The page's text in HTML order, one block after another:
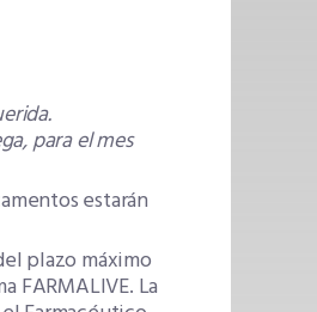
para el mes
estarán
plazo máximo
FARMALIVE. La